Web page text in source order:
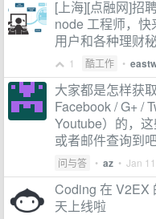
[上海][点融网]招
node 工程师，快
用户和各种理财
1 酷工作 •
大家都是怎样获
Facebook / G+ /
Youtube）的，这
或者邮件查询到吧
问与答 • az • Jan
Coding 在 V2EX
天上线啦